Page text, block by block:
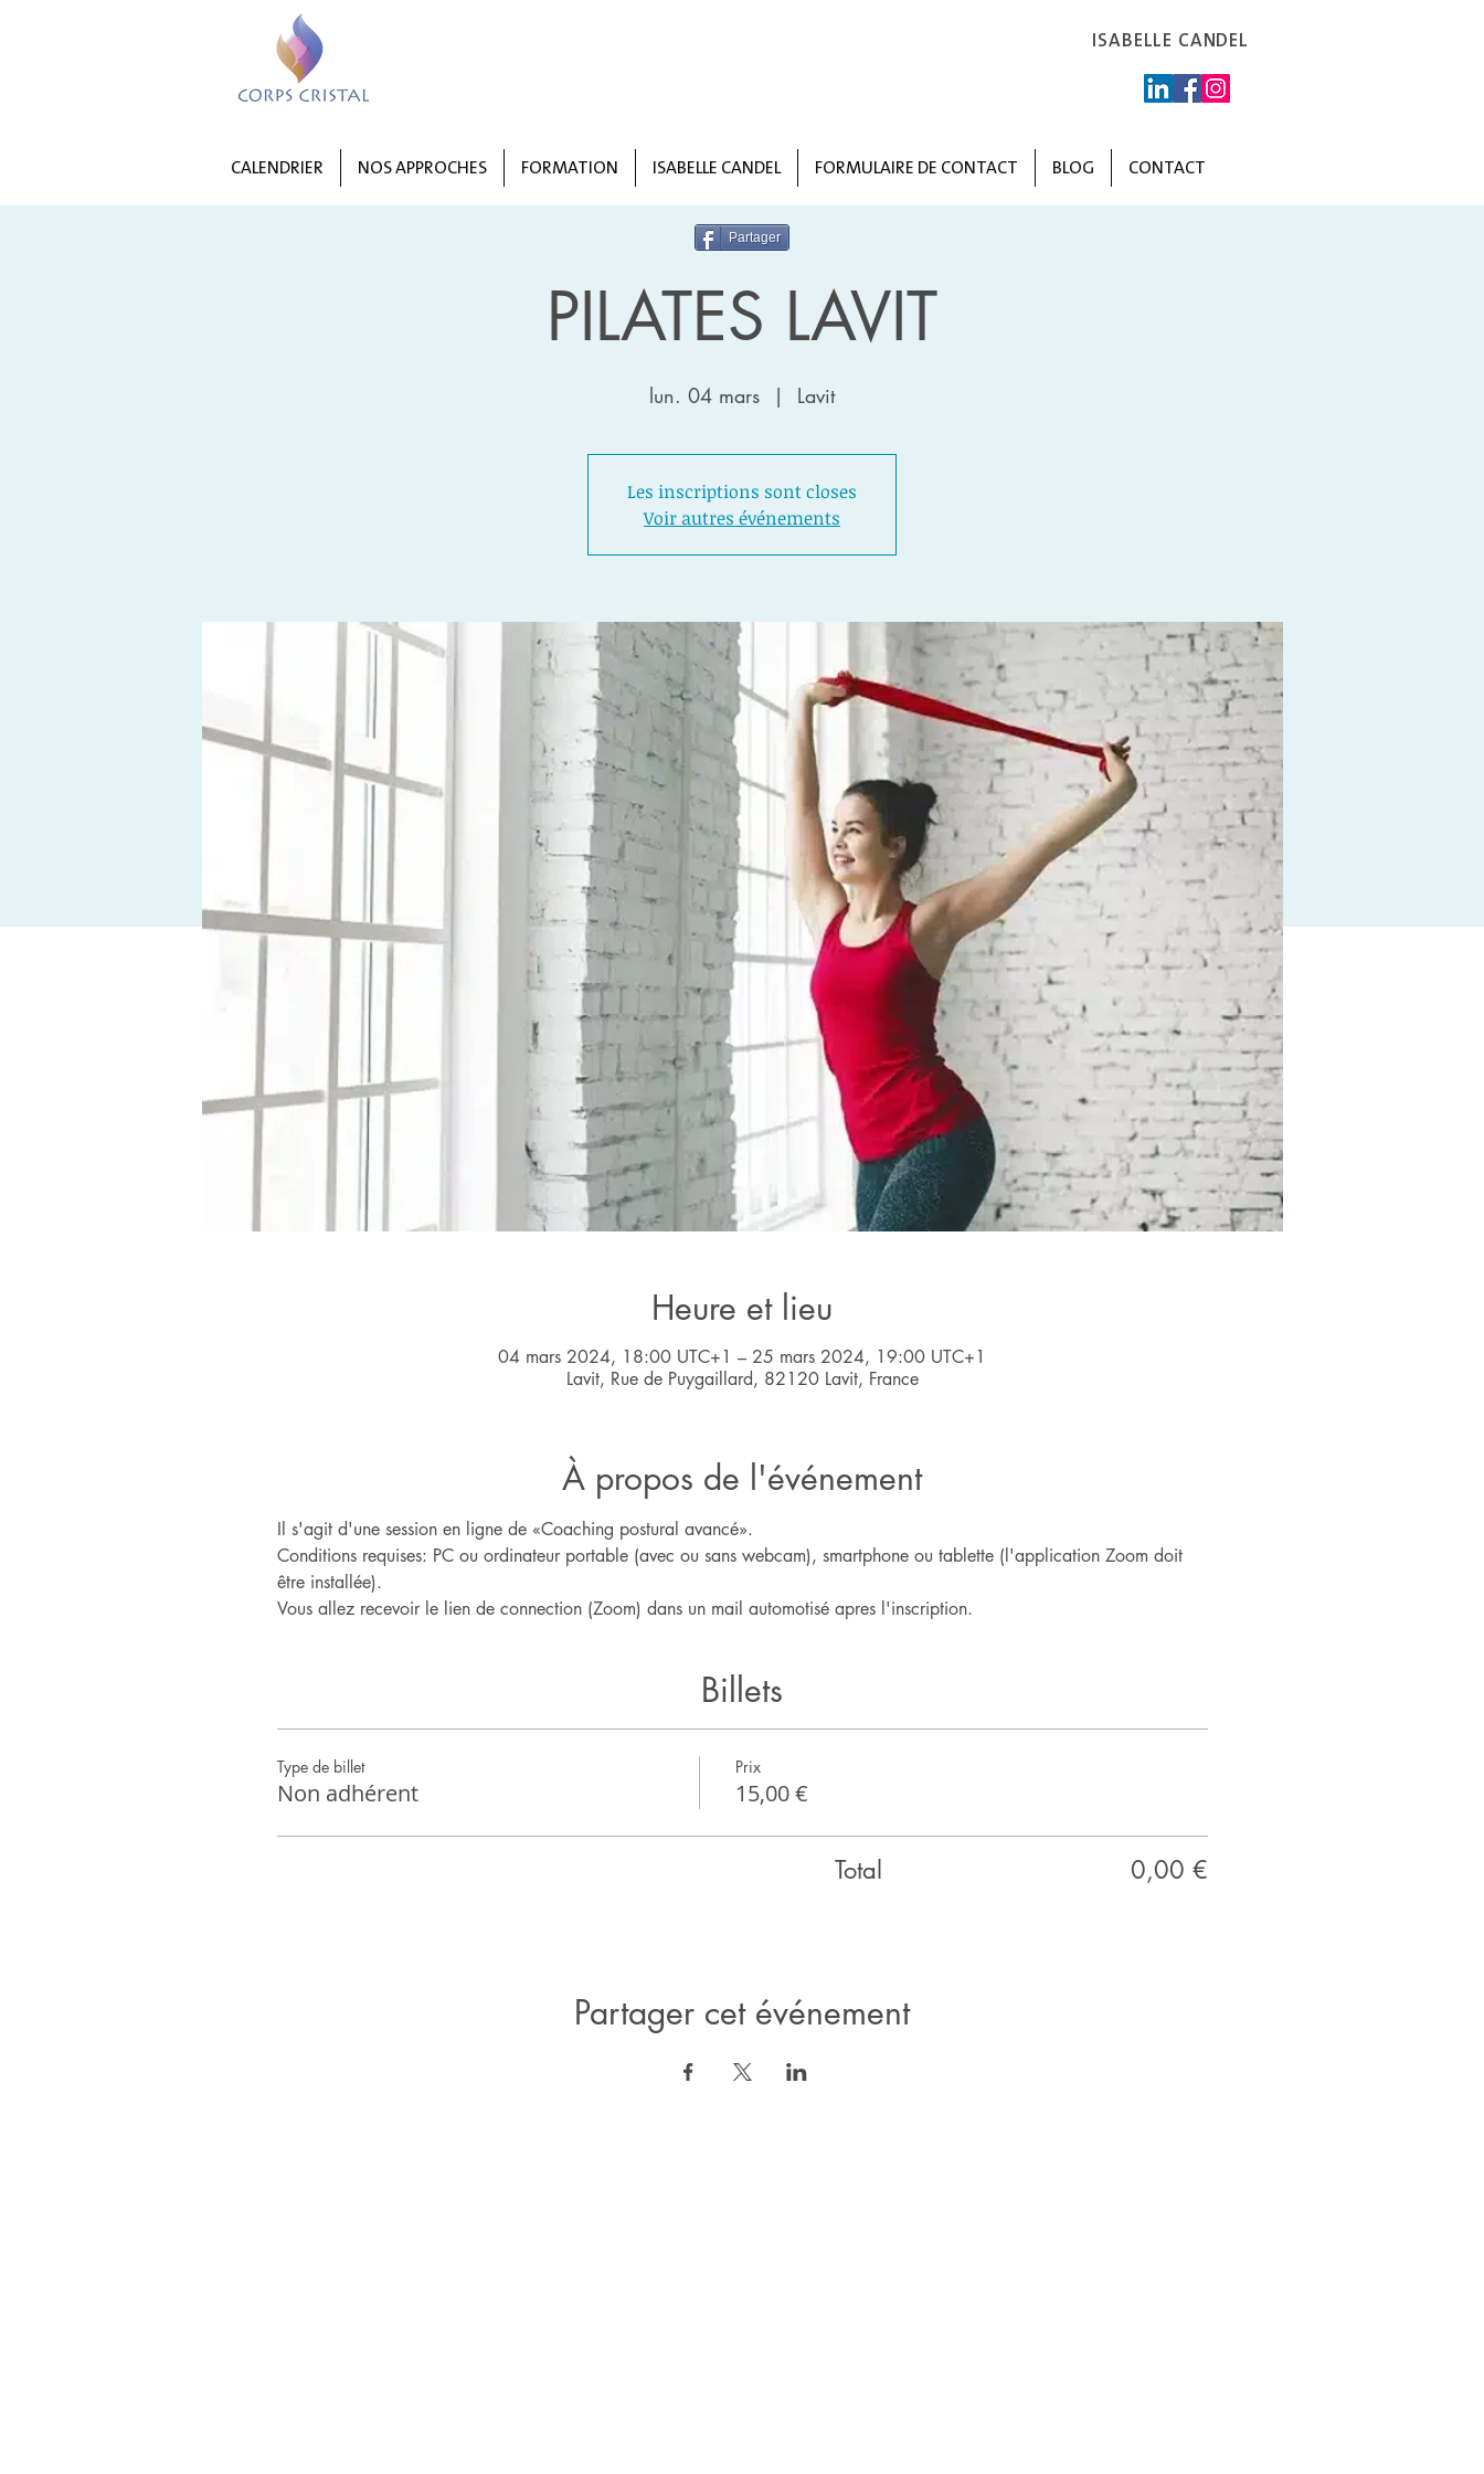
ISABELLE CANDEL
CALENDRIER NOS APPROCHES FORMATION ISABELLE CANDEL FORMULAIRE DE CONTACT BLOG CONTACT
PILATES LAVIT
lun. 04 mars
  |
Lavit
Les inscriptions sont closes
Voir autres événements
Heure et lieu
04 mars 2024, 18:00 UTC+1 – 25 mars 2024, 19:00 UTC+1
Lavit, Rue de Puygaillard, 82120 Lavit, France
À propos de l'événement
Il s'agit d'une session en ligne de «Coaching postural avancé».
Conditions requises: PC ou ordinateur portable (avec ou sans webcam), smartphone ou tablette (l'application Zoom doit
être installée).
Vous allez recevoir le lien de connection (Zoom) dans un mail automotisé apres l'inscription.
Billets
Type de billet
Non adhérent
Prix
15,00 €
Total 0,00 €
Partager cet événement
Partager